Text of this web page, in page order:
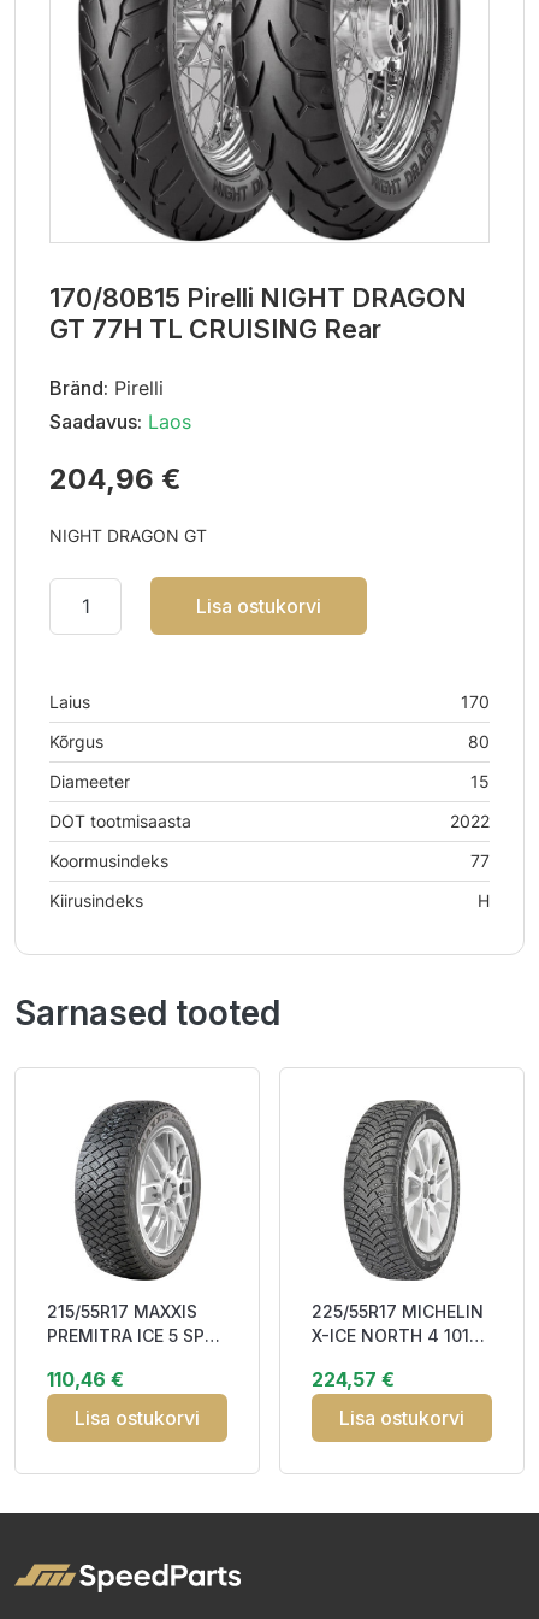
170/80B15 Pirelli NIGHT DRAGON
GT 77H TL CRUISING Rear
Bränd: Pirelli
Saadavus: Laos
204,96 €
NIGHT DRAGON GT
Lisa ostukorvi
Laius
170
Kõrgus
80
Diameeter
15
DOT tootmisaasta
2022
Koormusindeks
77
Kiirusindeks
H
Sarnased tooted
215/55R17 MAXXIS
PREMITRA ICE 5 SP5
CDA69 3PMSF
110,46 €
Lisa ostukorvi
225/55R17 MICHELIN
X-ICE NORTH 4 101T
224,57 €
Lisa ostukorvi